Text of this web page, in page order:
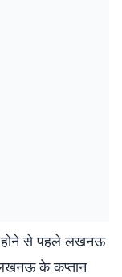
से पहले लखनऊ
के कप्तान